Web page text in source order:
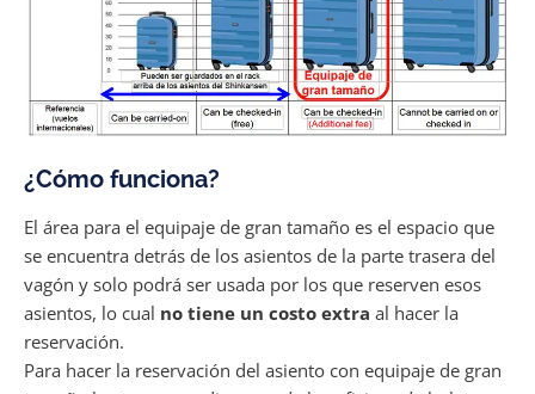
¿Cómo funciona?
El área para el equipaje de gran tamaño es el espacio que
se encuentra detrás de los asientos de la parte trasera del
vagón y solo podrá ser usada por los que reserven esos
asientos, lo cual no tiene un costo extra al hacer la
reservación.
Para hacer la reservación del asiento con equipaje de gran